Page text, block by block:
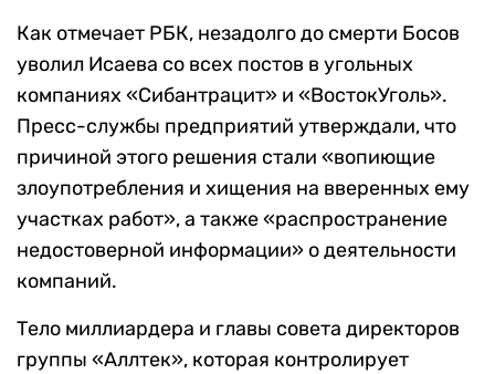
Как отмечает РБК, незадолго до смерти Босов
уволил Исаева со всех постов в угольных
компаниях «Сибантрацит» и «ВостокУголь».
Пресс-службы предприятий утверждали, что
причиной этого решения стали «вопиющие
злоупотребления и хищения на вверенных ему
участках работ», а также «распространение
недостоверной информации» о деятельности
компаний.
Тело миллиардера и главы совета директоров
группы «Аллтек», которая контролирует